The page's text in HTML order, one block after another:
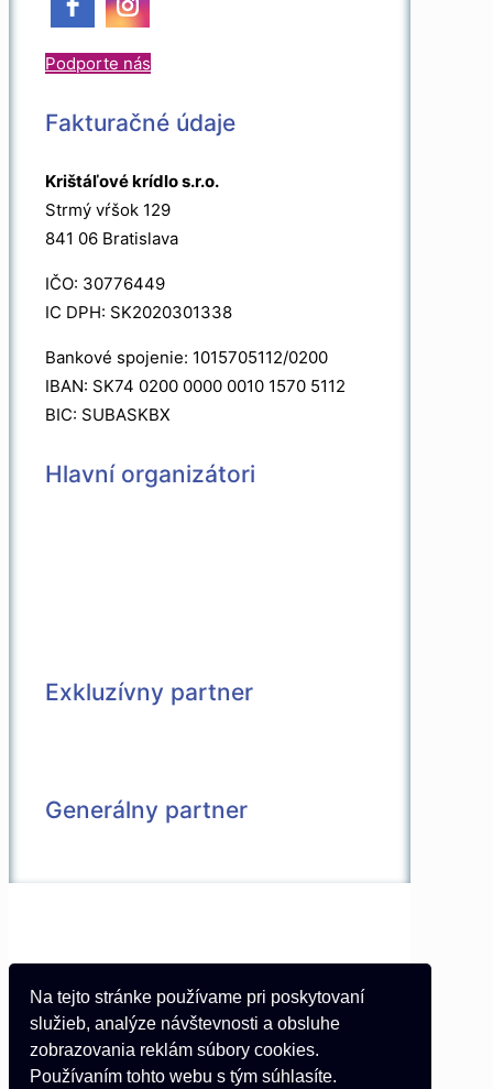
Na tejto stránke používame pri poskytovaní
služieb, analýze návštevnosti a obsluhe
zobrazovania reklám súbory cookies.
Používaním tohto webu s tým súhlasíte.
Podporte nás
Fakturačné údaje
Krištáľové krídlo s.r.o.
Strmý vŕšok 129
841 06 Bratislava
IČO: 30776449
IC DPH: SK2020301338
Bankové spojenie: 1015705112/0200
IBAN: SK74 0200 0000 0010 1570 5112
BIC: SUBASKBX
Hlavní organizátori
Exkluzívny partner
Generálny partner
Kontakt
Partneri
Podmienky používania